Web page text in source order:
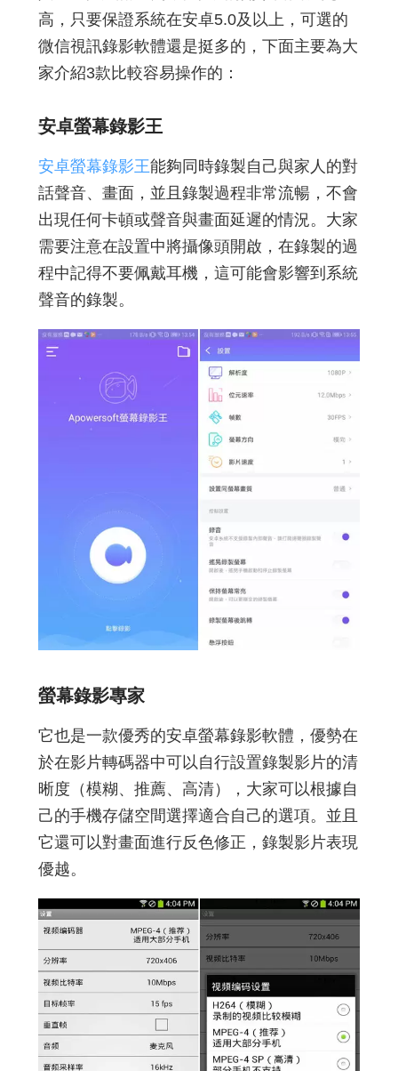
高，只要保證系統在安卓5.0及以上，可選的
微信視訊錄影軟體還是挺多的，下面主要為大
家介紹3款比較容易操作的：
安卓螢幕錄影王
安卓螢幕錄影王能夠同時錄製自己與家人的對
話聲音、畫面，並且錄製過程非常流暢，不會
出現任何卡頓或聲音與畫面延遲的情況。大家
需要注意在設置中將攝像頭開啟，在錄製的過
程中記得不要佩戴耳機，這可能會影響到系統
聲音的錄製。
螢幕錄影專家
它也是一款優秀的安卓螢幕錄影軟體，優勢在
於在影片轉碼器中可以自行設置錄製影片的清
晰度（模糊、推薦、高清），大家可以根據自
己的手機存儲空間選擇適合自己的選項。並且
它還可以對畫面進行反色修正，錄製影片表現
優越。